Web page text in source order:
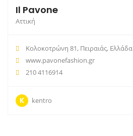
Il Pavone
Αττική
Κολοκοτρώνη 81, Πειραιάς, Ελλάδα
www.pavonefashion.gr
210 4116914
K kentro